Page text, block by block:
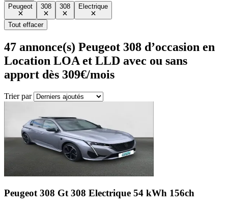
Peugeot
308 308 Electrique
Tout effacer
47 annonce(s) Peugeot 308 d’occasion en
Location LOA et LLD avec ou sans
apport dès 309€/mois
Trier par
Peugeot 308 Gt308 Electrique 54 kWh 156ch